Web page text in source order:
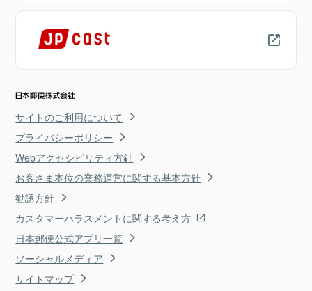
サイトのご利用について
プライバシーポリシー
Webアクセシビリティ方針
お客さま本位の業務運営に関する基本方針
勧誘方針
カスタマーハラスメントに関する考え方
日本郵便公式アプリ一覧
ソーシャルメディア
サイトマップ